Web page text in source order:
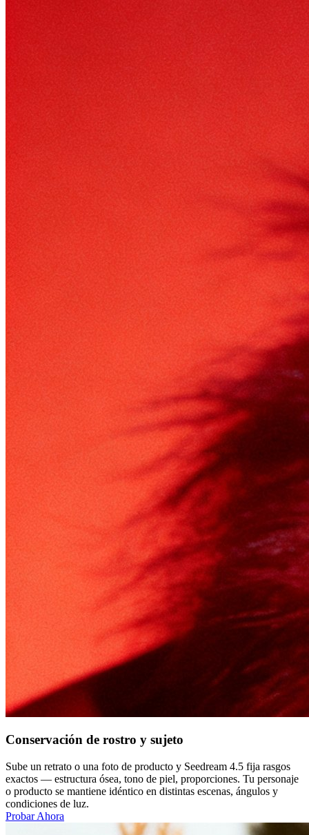
Conservación de rostro y sujeto
Sube un retrato o una foto de producto y Seedream 4.5 fija rasgos
exactos — estructura ósea, tono de piel, proporciones. Tu personaje
o producto se mantiene idéntico en distintas escenas, ángulos y
condiciones de luz.
Probar Ahora